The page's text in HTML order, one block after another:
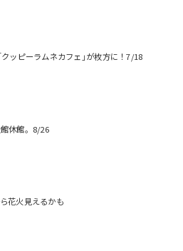
ッピーラムネカフェ｣が枚方に！7/18
休館。8/26
花火見えるかも